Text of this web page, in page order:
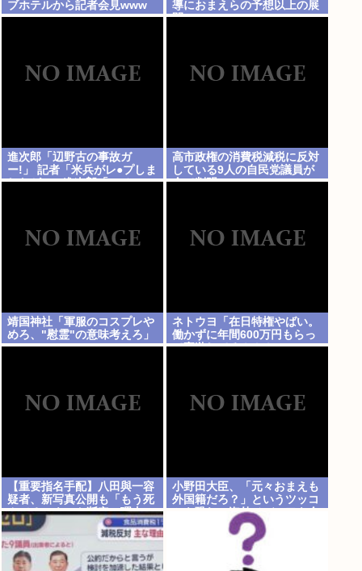
ブホテルから記者会見www
導におまえらの予想以上の展
開ｗｗｗ
進次郎「辺野古の事故ガ
ー!」 記者「米兵がレ●プしま
したが?」 進次郎「…ノーコ
高市政権の消費税減税に反対
している9人の自民党議員が
全て判明www
靖国神社「軍服のコスプレや
めろ、"慰霊"の意味考えろ」
ネトウヨ「在日特権やばい。
働かずに年間600万円もらっ
て豪遊してる！！！」
【重要指名手配】八田與一容
疑者、新写真公開も「もう死
んでる」ネット断定の理由
小野田大臣、「元々おまえも
外国籍だろ？」というツッコ
ミを恐れ、海外メディアを全